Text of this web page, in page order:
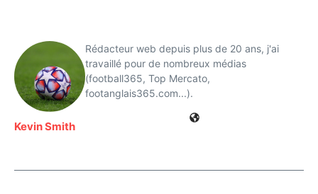
Kevin Smith
Rédacteur web depuis plus de 20 ans, j'ai
travaillé pour de nombreux médias
(football365, Top Mercato,
footanglais365.com...).